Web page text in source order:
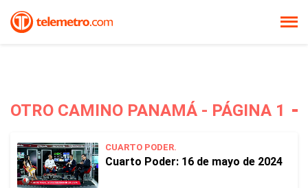
OTRO CAMINO PANAMÁ - PÁGINA 1
CUARTO PODER.
Cuarto Poder: 16 de mayo de 2024